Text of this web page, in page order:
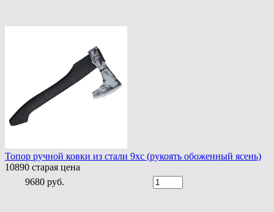
Топор ручной ковки из стали 9хс (рукоять обоженный ясень)
10890 старая цена
9680 руб.